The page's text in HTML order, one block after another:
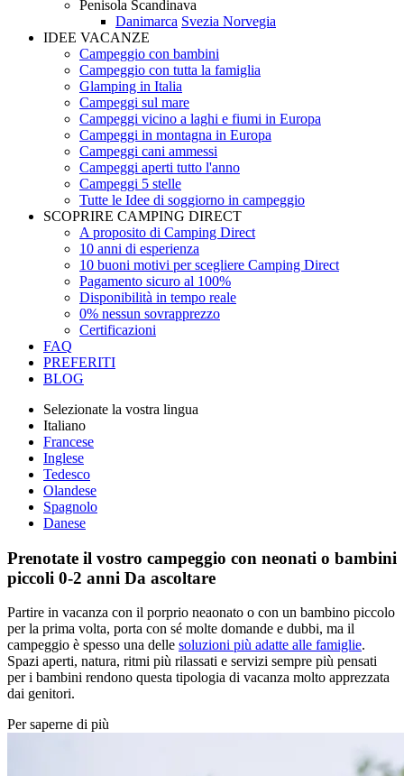
Penisola Scandinava
Danimarca Svezia Norvegia
IDEE VACANZE
Campeggio con bambini
Campeggio con tutta la famiglia
Glamping in Italia
Campeggi sul mare
Campeggi vicino a laghi e fiumi in Europa
Campeggi in montagna in Europa
Campeggi cani ammessi
Campeggi aperti tutto l'anno
Campeggi 5 stelle
Tutte le Idee di soggiorno in campeggio
SCOPRIRE CAMPING DIRECT
A proposito di Camping Direct
10 anni di esperienza
10 buoni motivi per scegliere Camping Direct
Pagamento sicuro al 100%
Disponibilità in tempo reale
0% nessun sovrapprezzo
Certificazioni
FAQ
PREFERITI
BLOG
Selezionate la vostra lingua
Italiano
Francese
Inglese
Tedesco
Olandese
Spagnolo
Danese
Prenotate il vostro campeggio con neonati o bambini
piccoli 0-2 anni Da ascoltare
Partire in vacanza con il porprio neaonato o con un bambino piccolo
per la prima volta, porta con sé molte domande e dubbi, ma il
campeggio è spesso una delle soluzioni più adatte alle famiglie.
Spazi aperti, natura, ritmi più rilassati e servizi sempre più pensati
per i bambini rendono questa tipologia di vacanza molto apprezzata
dai genitori.
Per saperne di più